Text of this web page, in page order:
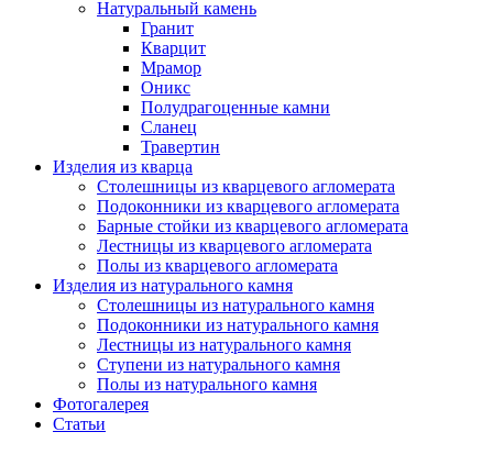
Натуральный камень
Гранит
Кварцит
Мрамор
Оникс
Полудрагоценные камни
Сланец
Травертин
Изделия из кварца
Столешницы из кварцевого агломерата
Подоконники из кварцевого агломерата
Барные стойки из кварцевого агломерата
Лестницы из кварцевого агломерата
Полы из кварцевого агломерата
Изделия из натурального камня
Столешницы из натурального камня
Подоконники из натурального камня
Лестницы из натурального камня
Ступени из натурального камня
Полы из натурального камня
Фотогалерея
Статьи